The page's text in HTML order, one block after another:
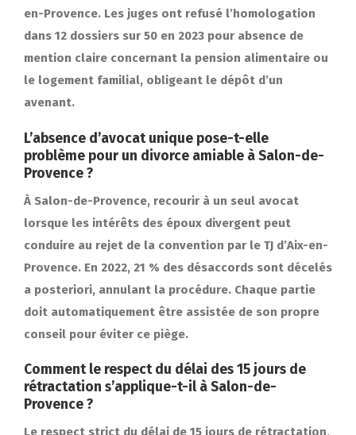
en-Provence. Les juges ont refusé l’homologation
dans 12 dossiers sur 50 en 2023 pour absence de
mention claire concernant la pension alimentaire ou
le logement familial, obligeant le dépôt d’un
avenant.
L’absence d’avocat unique pose-t-elle
problème pour un divorce amiable à Salon-de-
Provence ?
À Salon-de-Provence, recourir à un seul avocat
lorsque les intérêts des époux divergent peut
conduire au rejet de la convention par le TJ d’Aix-en-
Provence. En 2022, 21 % des désaccords sont décelés
a posteriori, annulant la procédure. Chaque partie
doit automatiquement être assistée de son propre
conseil pour éviter ce piège.
Comment le respect du délai des 15 jours de
rétractation s’applique-t-il à Salon-de-
Provence ?
Le respect strict du délai de 15 jours de rétractation,